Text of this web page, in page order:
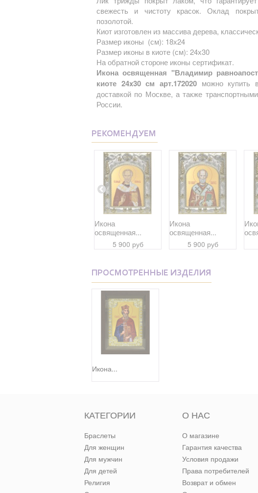
свежесть и чистоту красок. Оклад
позолотой.
Киот изготовлен из массива дерева,
Размер иконы (см): 18х24
Размер иконы в киоте (см): 24х30
На обратной стороне иконы сертификат.
Икона освященная "Владимир
киоте 24x30 см арт.172020можно купить в
доставкой по Москве, а также
России.
РЕКОМЕНДУЕМ
Икона
освященная...
5 900 руб
Икона
освященная...
5 900 руб
ПРОСМОТРЕННЫЕ ИЗДЕЛИЯ
Икона...
КАТЕГОРИИ
Браслеты
Для женщин
Для мужчин
Для детей
Религия
О НАС
О магазине
Гарантия качества
Условия продажи
Права потребителей
Возврат и обмен